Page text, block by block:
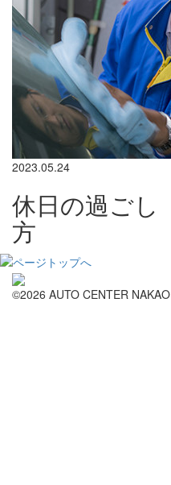
2023.05.24
休日の過ごし
方
©2026 AUTO CENTER NAKAO